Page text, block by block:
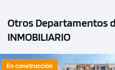
Otros Departamentos
INMOBILIARIO
En construcción